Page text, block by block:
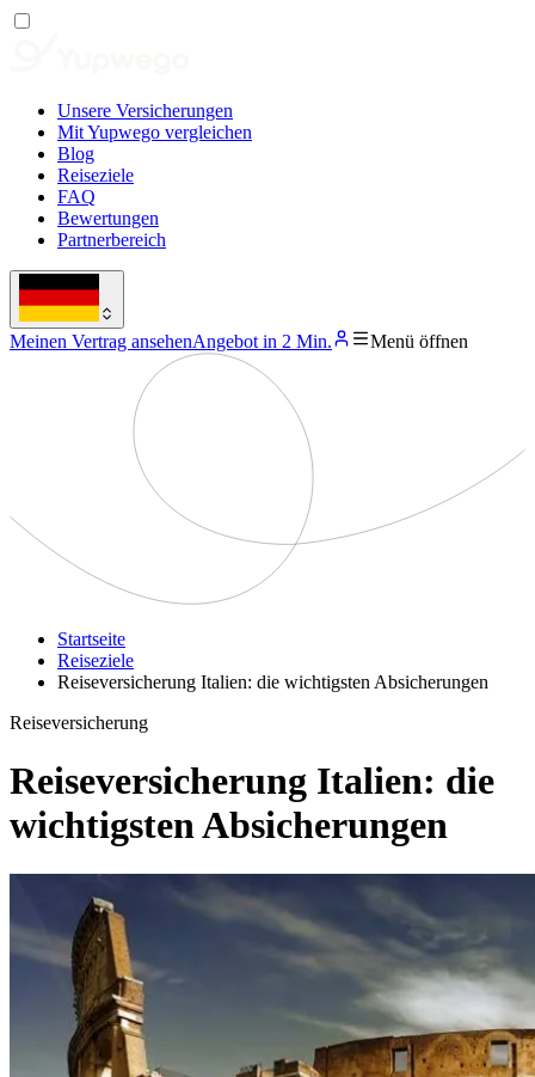
Unsere Versicherungen
Mit Yupwego vergleichen
Blog
Reiseziele
FAQ
Bewertungen
Partnerbereich
Meinen Vertrag ansehenAngebot in 2 Min. Menü öffnen
Startseite
Reiseziele
Reiseversicherung Italien: die wichtigsten Absicherungen
Reiseversicherung
Reiseversicherung Italien: die
wichtigsten Absicherungen